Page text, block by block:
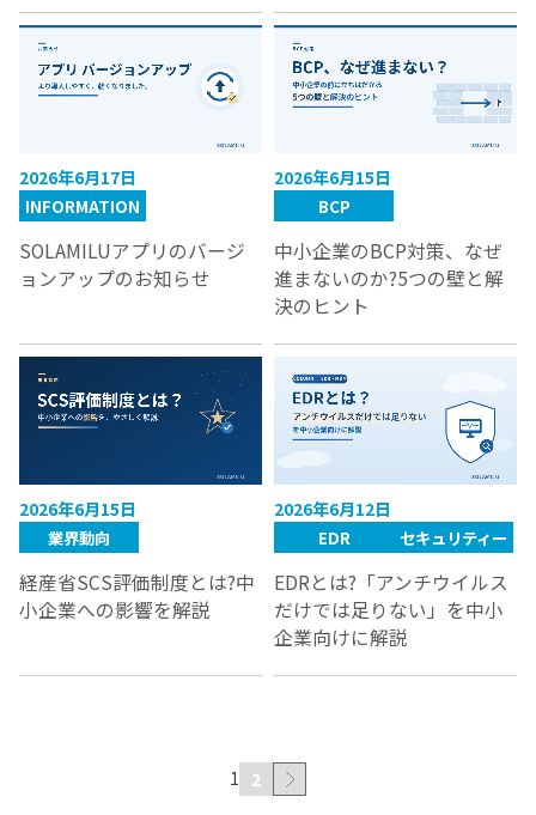
2026年6月17日
INFORMATION
SOLAMILUアプリのバージ
ョンアップのお知らせ
2026年6月15日
BCP
中小企業のBCP対策、なぜ
進まないのか?5つの壁と解
決のヒント
2026年6月15日
業界動向
経産省SCS評価制度とは?中
小企業への影響を解説
2026年6月12日
EDR
セキュリティー
EDRとは?「アンチウイルス
だけでは足りない」を中小
企業向けに解説
1 2